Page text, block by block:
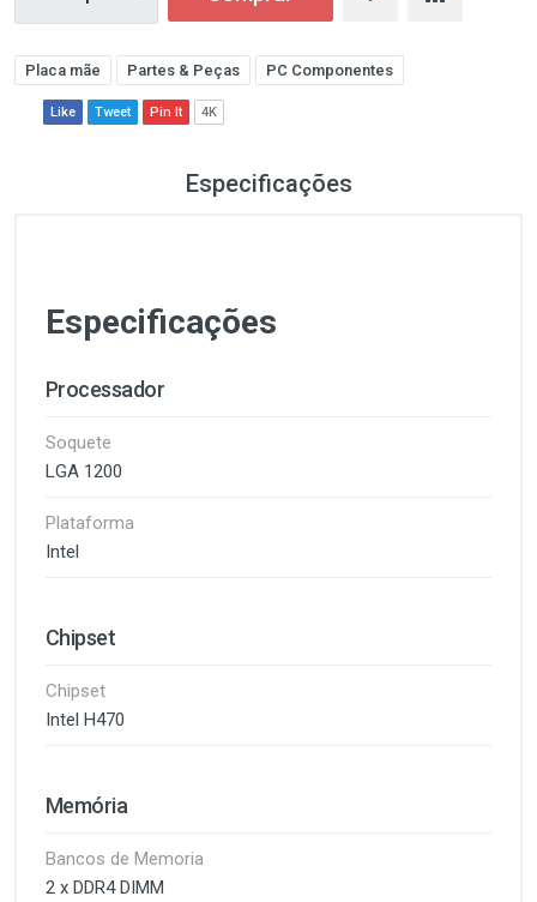
Placa mãe Partes & Peças PC Componentes
Like Tweet Pin It 4K
Especificações
Especificações
Processador
Soquete
LGA 1200
Plataforma
Intel
Chipset
Chipset
Intel H470
Memória
Bancos de Memoria
2 x DDR4 DIMM